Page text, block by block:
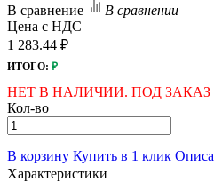
В сравнение
В сравнении
Цена с НДС
1 283.44 ₽
ИТОГО: ₽
НЕТ В НАЛИЧИИ. ПОД ЗАКАЗ
Кол-во
В корзину Купить в 1 клик
Характеристики